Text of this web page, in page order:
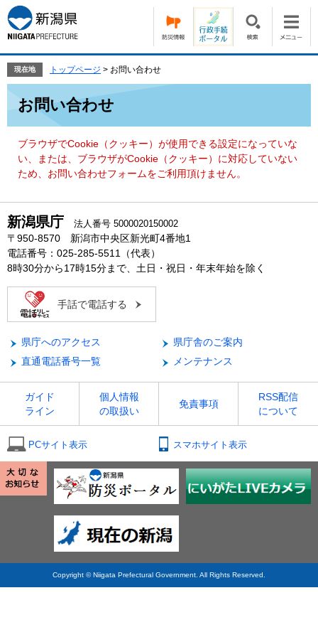
ー
ジ
の
頭
す。
ニ
ュ
ー
飛
て
現在地 トップページ > お問い合わせ
お問い合わせ
ブラウザでCookie（クッキー）が使用できる設定になっていな
い、または、ブラウザがCookie（クッキー）に対応していない
ため、お問い合わせフォームをご利用頂けません。
新潟県庁 法人番号 5000020150002
〒950-8570 新潟市中央区新光町4番地1
電話番号：025-285-5511（代表）
8時30分から17時15分まで、土日・祝日・年末年始を除く
手話で電話する
県庁へのアクセス
県庁舎のご案内
直通電話番号一覧
メンテナンス
ガイド
ライン
個人情報
の取扱い
免責事項
RSS配信
について
PCサイト表示 スマホサイト表示
Copyright © Niigata Prefectural Government. All Rights Reserved.